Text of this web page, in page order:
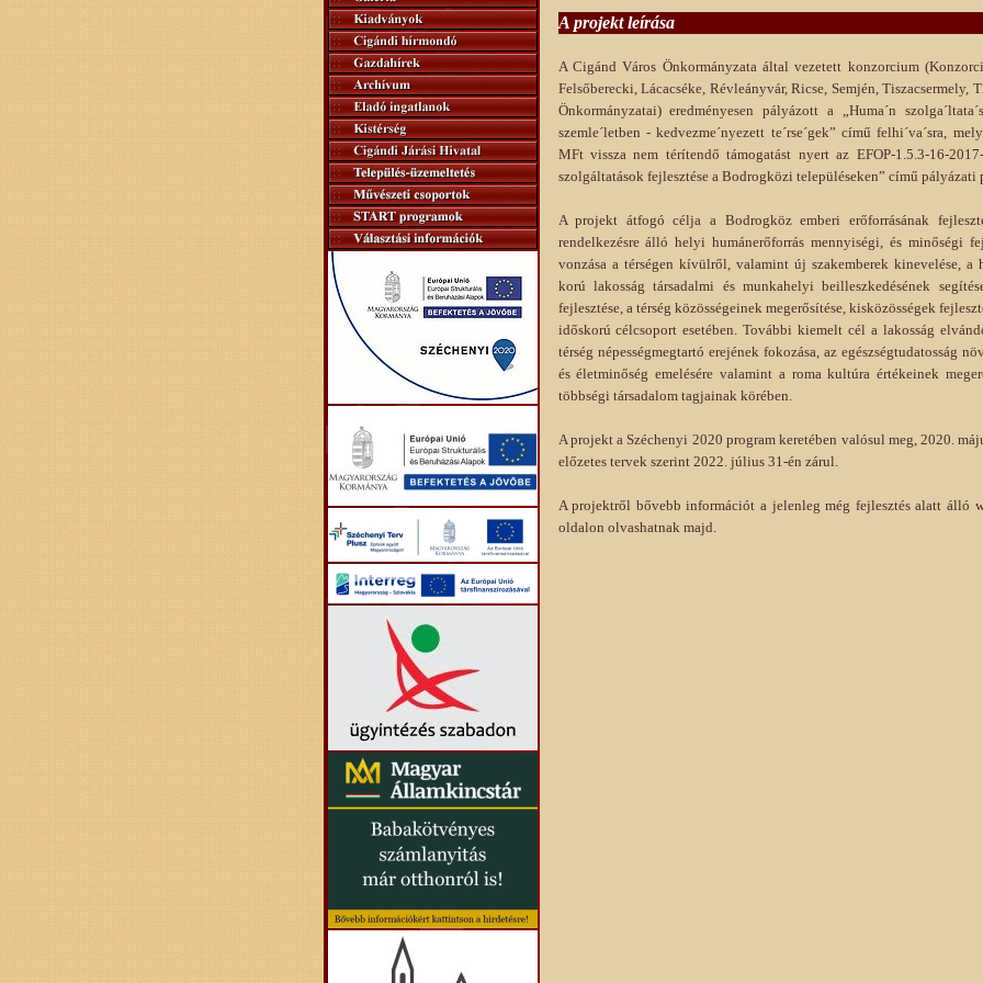
A projekt leírása
A Cigánd Város Önkormányzata által vezetett konzorcium
Felsőberecki, Lácacséke, Révleányvár, Ricse, Semjén, Tiszacsermely,
Önkormányzatai) eredményesen pályázott a „Huma´n
szemle´letben - kedvezme´nyezett te´rse´gek” című felhi´va´sra,
MFt vissza nem térítendő támogatást nyert az EFOP-1.5.3-16-
szolgáltatások fejlesztése a Bodrogközi településeken” című pályázati
A projekt átfogó célja a Bodrogköz emberi erőforrásának
rendelkezésre álló helyi humánerőforrás mennyiségi, és minőségi
vonzása a térségen kívülről, valamint új szakemberek kinevelése, a
korú lakosság társadalmi és munkahelyi beilleszkedésének
fejlesztése, a térség közösségeinek megerősítése, kisközösségek
időskorú célcsoport esetében. További kiemelt cél a lakosság
térség népességmegtartó erejének fokozása, az egészségtudatosság
és életminőség emelésére valamint a roma kultúra értékeinek
többségi társadalom tagjainak körében.
A projekt a Széchenyi 2020 program keretében valósul meg, 2020.
előzetes tervek szerint 2022. július 31-én zárul.
A projektről bővebb információt a jelenleg még fejlesztés alatt álló
oldalon olvashatnak majd.